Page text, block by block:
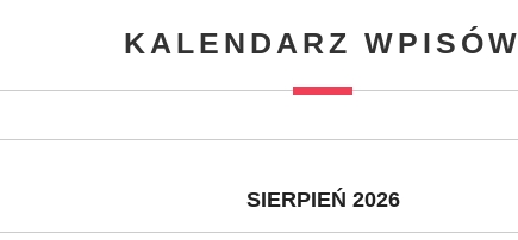
KALENDARZ WPISÓW
SIERPIEŃ 2026